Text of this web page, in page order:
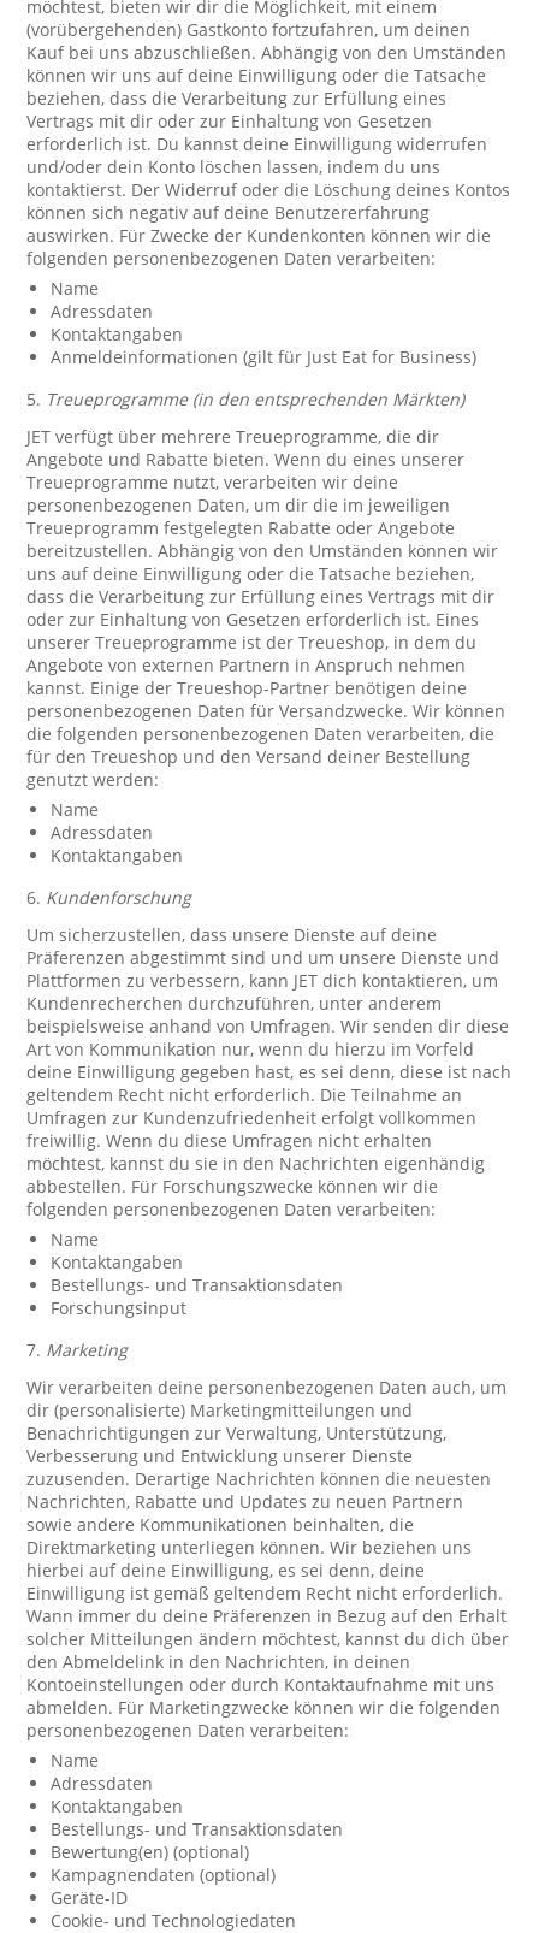
möchtest, bieten wir dir die Möglichkeit, mit einem
(vorübergehenden) Gastkonto fortzufahren, um deinen
Kauf bei uns abzuschließen. Abhängig von den Umständen
können wir uns auf deine Einwilligung oder die Tatsache
beziehen, dass die Verarbeitung zur Erfüllung eines
Vertrags mit dir oder zur Einhaltung von Gesetzen
erforderlich ist. Du kannst deine Einwilligung widerrufen
und/oder dein Konto löschen lassen, indem du uns
kontaktierst. Der Widerruf oder die Löschung deines Kontos
können sich negativ auf deine Benutzererfahrung
auswirken. Für Zwecke der Kundenkonten können wir die
folgenden personenbezogenen Daten verarbeiten:
Name
Adressdaten
Kontaktangaben
Anmeldeinformationen (gilt für Just Eat for Business)
5. Treueprogramme (in den entsprechenden Märkten)
JET verfügt über mehrere Treueprogramme, die dir
Angebote und Rabatte bieten. Wenn du eines unserer
Treueprogramme nutzt, verarbeiten wir deine
personenbezogenen Daten, um dir die im jeweiligen
Treueprogramm festgelegten Rabatte oder Angebote
bereitzustellen. Abhängig von den Umständen können wir
uns auf deine Einwilligung oder die Tatsache beziehen,
dass die Verarbeitung zur Erfüllung eines Vertrags mit dir
oder zur Einhaltung von Gesetzen erforderlich ist. Eines
unserer Treueprogramme ist der Treueshop, in dem du
Angebote von externen Partnern in Anspruch nehmen
kannst. Einige der Treueshop-Partner benötigen deine
personenbezogenen Daten für Versandzwecke. Wir können
die folgenden personenbezogenen Daten verarbeiten, die
für den Treueshop und den Versand deiner Bestellung
genutzt werden:
Name
Adressdaten
Kontaktangaben
6. Kundenforschung
Um sicherzustellen, dass unsere Dienste auf deine
Präferenzen abgestimmt sind und um unsere Dienste und
Plattformen zu verbessern, kann JET dich kontaktieren, um
Kundenrecherchen durchzuführen, unter anderem
beispielsweise anhand von Umfragen. Wir senden dir diese
Art von Kommunikation nur, wenn du hierzu im Vorfeld
deine Einwilligung gegeben hast, es sei denn, diese ist nach
geltendem Recht nicht erforderlich. Die Teilnahme an
Umfragen zur Kundenzufriedenheit erfolgt vollkommen
freiwillig. Wenn du diese Umfragen nicht erhalten
möchtest, kannst du sie in den Nachrichten eigenhändig
abbestellen. Für Forschungszwecke können wir die
folgenden personenbezogenen Daten verarbeiten:
Name
Kontaktangaben
Bestellungs- und Transaktionsdaten
Forschungsinput
7. Marketing
Wir verarbeiten deine personenbezogenen Daten auch, um
dir (personalisierte) Marketingmitteilungen und
Benachrichtigungen zur Verwaltung, Unterstützung,
Verbesserung und Entwicklung unserer Dienste
zuzusenden. Derartige Nachrichten können die neuesten
Nachrichten, Rabatte und Updates zu neuen Partnern
sowie andere Kommunikationen beinhalten, die
Direktmarketing unterliegen können. Wir beziehen uns
hierbei auf deine Einwilligung, es sei denn, deine
Einwilligung ist gemäß geltendem Recht nicht erforderlich.
Wann immer du deine Präferenzen in Bezug auf den Erhalt
solcher Mitteilungen ändern möchtest, kannst du dich über
den Abmeldelink in den Nachrichten, in deinen
Kontoeinstellungen oder durch Kontaktaufnahme mit uns
abmelden. Für Marketingzwecke können wir die folgenden
personenbezogenen Daten verarbeiten:
Name
Adressdaten
Kontaktangaben
Bestellungs- und Transaktionsdaten
Bewertung(en) (optional)
Kampagnendaten (optional)
Geräte-ID
Cookie- und Technologiedaten